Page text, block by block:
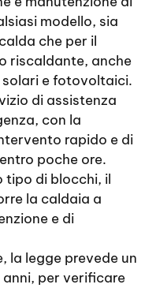
modello, sia
che per il
riscaldante, anche
solari e fotovoltaici.
di assistenza
con la
rapido e di
poche ore.
tipo di blocchi, il
la caldaia a
e di
la legge prevede un
per verificare